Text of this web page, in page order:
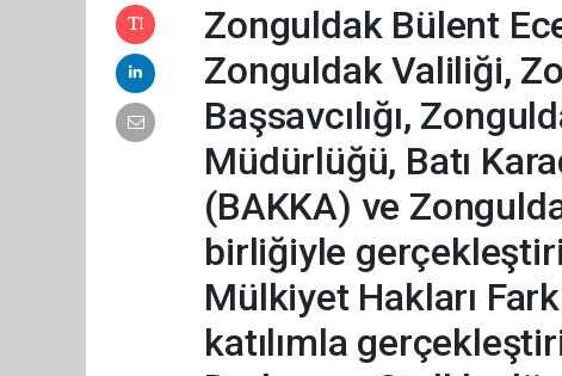
Zonguldak Bülent
Zonguldak Valiliği,
Başsavcılığı,
Müdürlüğü, Batı
(BAKKA) ve
birliğiyle
Mülkiyet Hakları
katılımla